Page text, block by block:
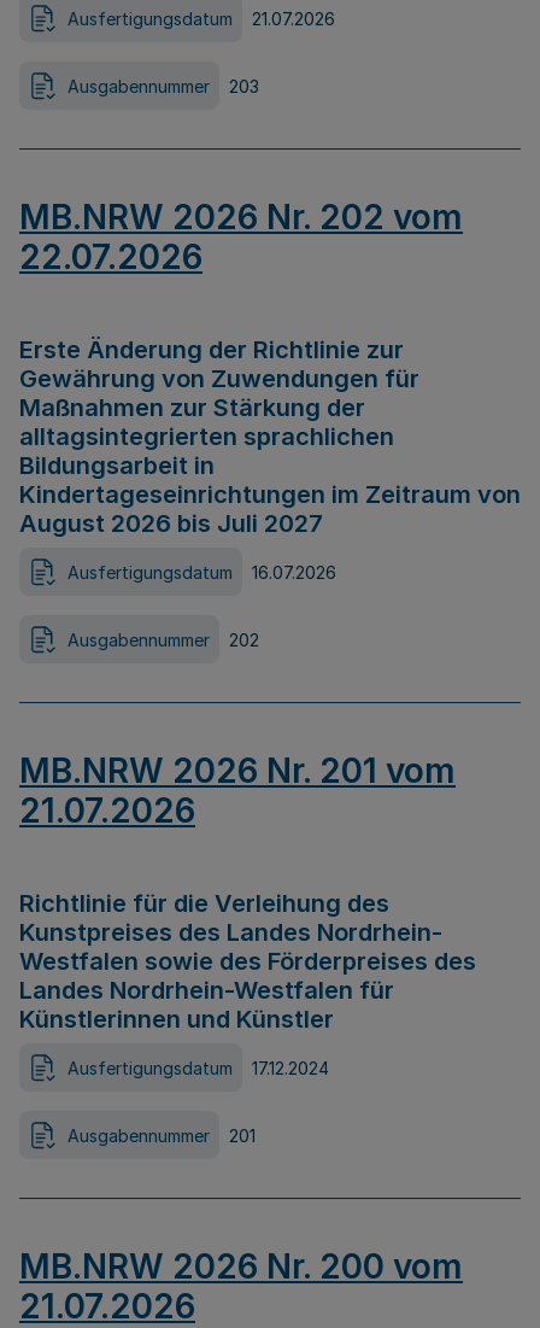
Ausfertigungsdatum 21.07.2026
Ausgabennummer 203
MB.NRW 2026 Nr. 202 vom
22.07.2026
Erste Änderung der Richtlinie zur
Gewährung von Zuwendungen für
Maßnahmen zur Stärkung der
alltagsintegrierten sprachlichen
Bildungsarbeit in
Kindertageseinrichtungen im Zeitraum von
August 2026 bis Juli 2027
Ausfertigungsdatum 16.07.2026
Ausgabennummer 202
MB.NRW 2026 Nr. 201 vom
21.07.2026
Richtlinie für die Verleihung des
Kunstpreises des Landes Nordrhein-
Westfalen sowie des Förderpreises des
Landes Nordrhein-Westfalen für
Künstlerinnen und Künstler
Ausfertigungsdatum 17.12.2024
Ausgabennummer 201
MB.NRW 2026 Nr. 200 vom
21.07.2026